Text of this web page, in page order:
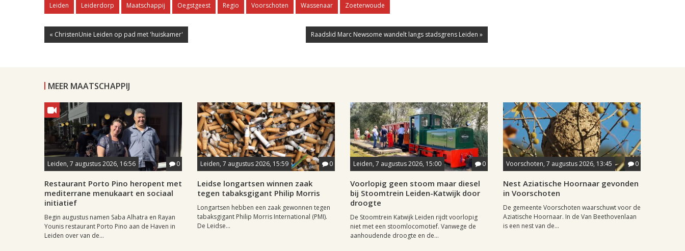
Leiden Leiderdorp Maatschappij Oegstgeest Regio Voorschoten Wassenaar Zoeterwoude
« ChristenUnie Leiden op pad met 'huiskamer' Raadslid Marc Newsome wandelt langs stadsgrens Leiden »
MEER MAATSCHAPPIJ
Leiden, 7 augustus 2026, 16:56 0
Restaurant Porto Pino heropent met
mediterrane menukaart en sociaal
initiatief
Begin augustus namen Saba Alhatra en Rayan
Younis restaurant Porto Pino aan de Haven in
Leiden over van de...
Leiden, 7 augustus 2026, 15:59 0
Leidse longartsen winnen zaak
tegen tabaksgigant Philip Morris
Longartsen hebben een zaak gewonnen tegen
tabaksgigant Philip Morris International (PMI).
De Leidse...
Leiden, 7 augustus 2026, 15:00 0
Voorlopig geen stoom maar diesel
bij Stoomtrein Leiden-Katwijk door
droogte
De Stoomtrein Katwijk Leiden rijdt voorlopig
niet met een stoomlocomotief. Vanwege de
aanhoudende droogte en de...
Voorschoten, 7 augustus 2026, 13:45 0
Nest Aziatische Hoornaar gevonden
in Voorschoten
De gemeente Voorschoten waarschuwt voor de
Aziatische Hoornaar. In de Van Beethovenlaan
is een nest van de...